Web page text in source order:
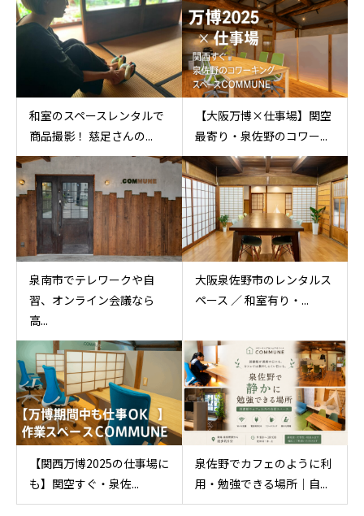
和室のスペースレンタルで
商品撮影！ 慈足さんの...
【大阪万博×仕事場】関空
最寄り・泉佐野のコワー...
泉南市でテレワークや自
習、オンライン会議なら
高...
大阪泉佐野市のレンタルス
ペース ／ 和室有り・...
【関西万博2025の仕事場に
も】関空すぐ・泉佐...
泉佐野でカフェのように利
用・勉強できる場所｜自...